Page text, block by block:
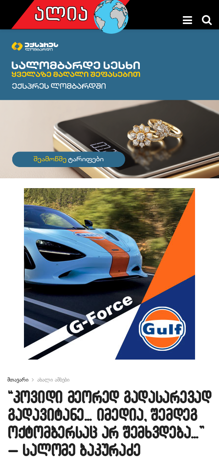
მთავარი ახალი ამბები
“კოვიდი მეორედ გადასარევად
გადავიტანე… იმედია, შემდეგ
ოქტომბერსაც არ შემხვდება…”
– სალომე ბაკურაძე